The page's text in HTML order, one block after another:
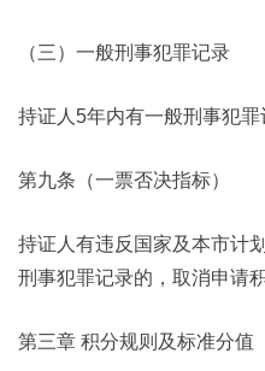
（三）一般刑事犯罪记录
持证人5年内有一般刑事犯罪
第九条（一票否决指标）
持证人有违反国家及本市计
刑事犯罪记录的，取消申请
第三章 积分规则及标准分值